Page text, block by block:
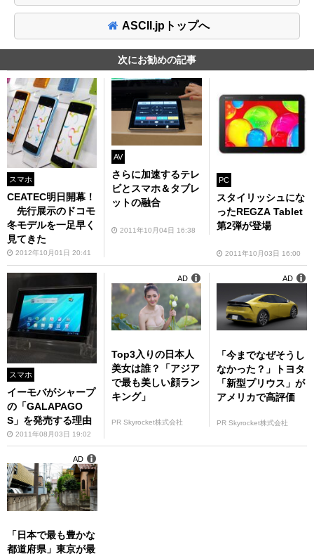
ASCII.jpトップへ
次にお勧めの記事
スマホ
CEATEC明日開幕！
先行展示のドコモ
冬モデルを一足早く
見てきた
2012年10月01日 20:41
AV
さらに加速するテレ
ビとスマホ＆タブレ
ットの融合
2011年10月04日 16:38
PC
スタイリッシュにな
ったREGZA Tablet
第2弾が登場
2011年10月03日 16:00
スマホ
イーモバがシャープ
の「GALAPAGO
S」を発売する理由
2011年08月03日 19:02
Top3入りの日本人
美女は誰？「アジア
で最も美しい顔ラン
キング」
PR Skyrocket株式会社
AD
「今までなぜそうし
なかった？」トヨタ
「新型プリウス」が
アメリカで高評価
PR Skyrocket株式会社
AD
「日本で最も豊かな
都道府県」東京が最
AD